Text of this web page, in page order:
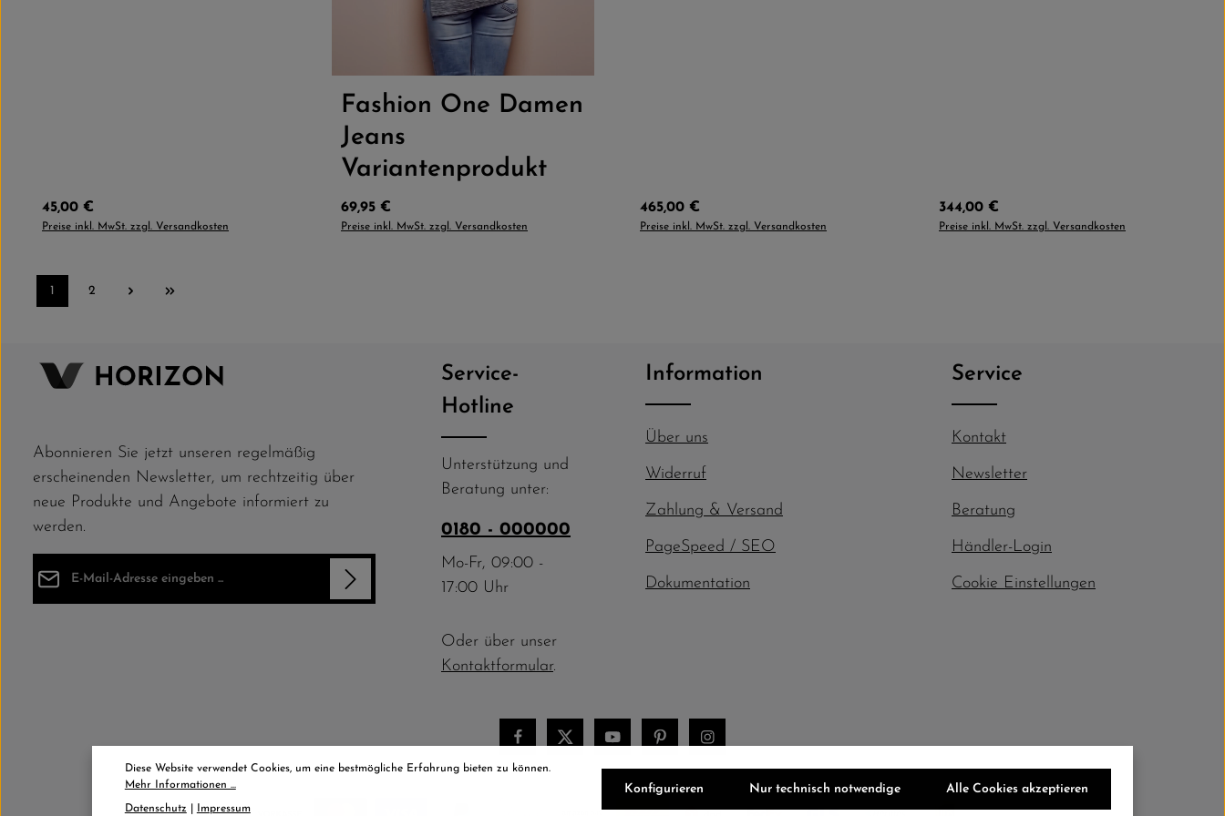
Regulärer Preis:
45,00 €
Preise inkl. MwSt. zzgl. Versandkosten
Größe:L M S XL
Fashion One Damen
Jeans
Variantenprodukt
Regulärer Preis:
69,95 €
Preise inkl. MwSt. zzgl. Versandkosten
Regulärer Preis:
465,00 €
Preise inkl. MwSt. zzgl. Versandkosten
Regulärer Preis:
344,00 €
Preise inkl. MwSt. zzgl. Versandkosten
1 2
Abonnieren Sie jetzt unseren regelmäßig
erscheinenden Newsletter, um rechtzeitig über
neue Produkte und Angebote informiert zu
werden.
Service-
Hotline
Unterstützung und
Beratung unter:
0180 - 000000
Mo-Fr, 09:00 -
17:00 Uhr
Oder über unser
Kontaktformular.
Information
Über uns
Widerruf
Zahlung & Versand
PageSpeed / SEO
Dokumentation
Service
Kontakt
Newsletter
Beratung
Händler-Login
Cookie Einstellungen
Diese Website verwendet Cookies, um eine bestmögliche Erfahrung bieten zu können.
Mehr Informationen ...
Datenschutz Impressum
Nur technisch notwendige
Konfigurieren Alle Cookies akzeptieren